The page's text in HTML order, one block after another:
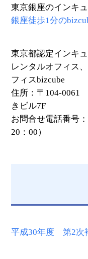
東京銀座のインキ
銀座徒歩1分の
東京都認定インキ
レンタルオフィス
フィスbizcube
住所：〒104-
きビル7F
お問合せ電話番号
20：00）
平成30年度 第2次